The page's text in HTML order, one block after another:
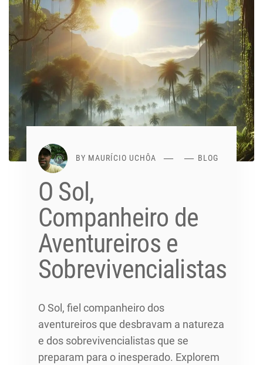
BY MAURÍCIO UCHÔA BLOG
O Sol,
Companheiro de
Aventureiros e
Sobrevivencialistas
O Sol, fiel companheiro dos
aventureiros que desbravam a natureza
e dos sobrevivencialistas que se
preparam para o inesperado. Explorem